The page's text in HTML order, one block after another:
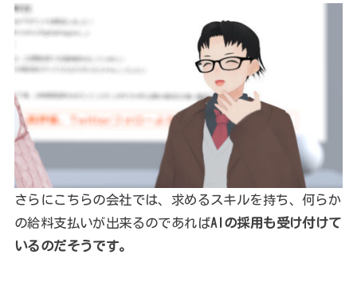
さらにこちらの会社では、求めるスキルを持ち、何らか
の給料支払いが出来るのであればAIの採用も受け付けて
いるのだそうです。